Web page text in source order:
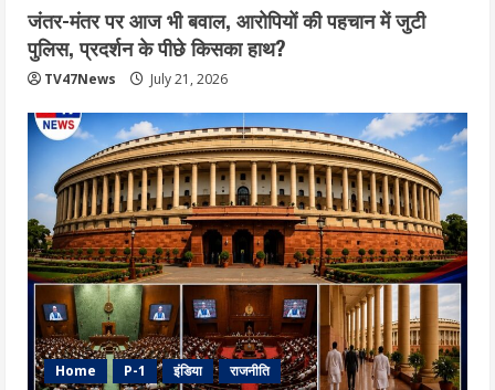
जंतर-मंतर पर आज भी बवाल, आरोपियों की पहचान में जुटी
पुलिस, प्रदर्शन के पीछे किसका हाथ?
TV47News July 21, 2026
Home P-1 इंडिया राजनीति